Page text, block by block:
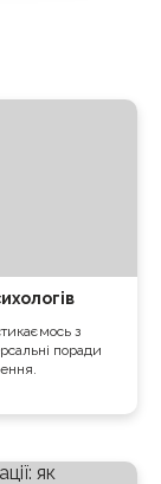
з
поради